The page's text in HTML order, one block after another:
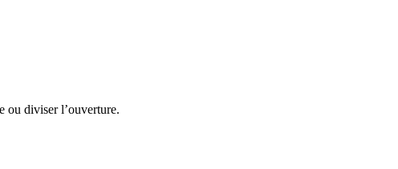
ou diviser l’ouverture.